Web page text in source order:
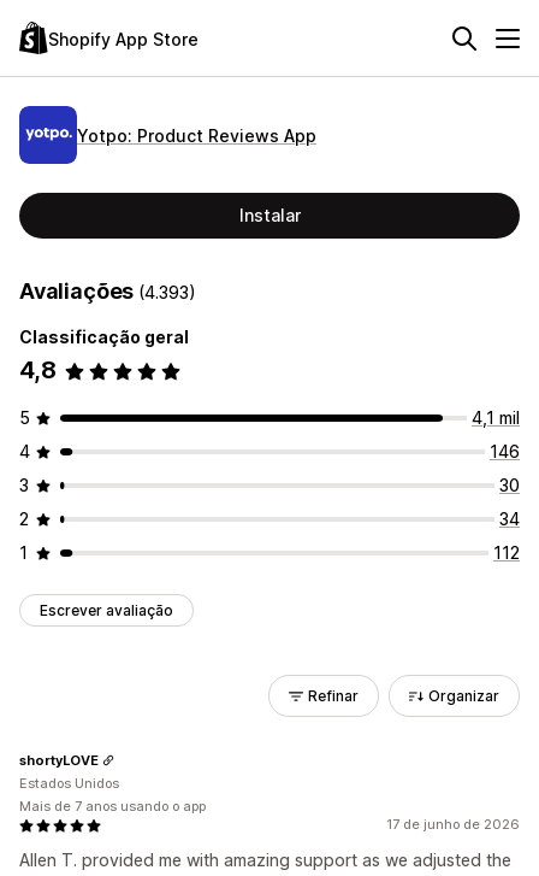
Shopify App Store
Yotpo: Product Reviews App
Instalar
Avaliações (4.393)
Classificação geral
4,8
5
4,1 mil
4
146
3
30
2
34
1
112
Escrever avaliação
Refinar Organizar
17 de junho de 2026
Allen T. provided me with amazing support as we adjusted the
shortyLOVE
Estados Unidos
Mais de 7 anos usando o app